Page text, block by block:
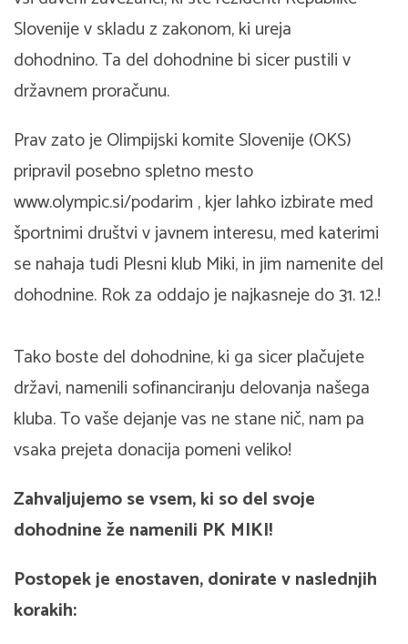
Slovenije v skladu z zakonom, ki ureja
dohodnino. Ta del dohodnine bi sicer pustili v
državnem proračunu.
Prav zato je Olimpijski komite Slovenije (OKS)
pripravil posebno spletno mesto
www.olympic.si/podarim , kjer lahko izbirate med
športnimi društvi v javnem interesu, med katerimi
se nahaja tudi Plesni klub Miki, in jim namenite del
dohodnine. Rok za oddajo je najkasneje do 31. 12.!
Tako boste del dohodnine, ki ga sicer plačujete
državi, namenili sofinanciranju delovanja našega
kluba. To vaše dejanje vas ne stane nič, nam pa
vsaka prejeta donacija pomeni veliko!
Zahvaljujemo se vsem, ki so del svoje
dohodnine že namenili PK MIKI!
Postopek je enostaven, donirate v naslednjih
korakih: